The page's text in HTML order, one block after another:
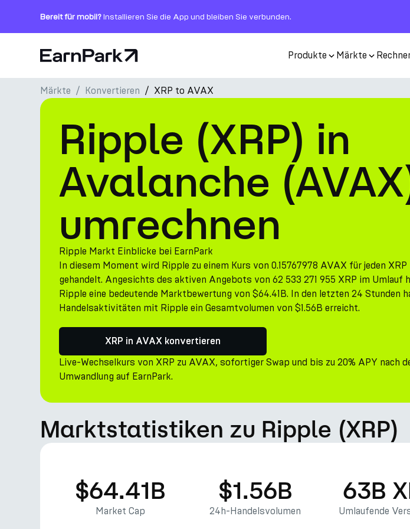
Bereit für mobil?Installieren Sie die App und bleiben Sie verbunden.
Startseite Produkte Märkte
Produkte
Märkte
Rechner
PARK Token
Ressourcen
Unternehmen
Märkte Konvertieren XRP to AVAX
Ripple (XRP) in
Avalanche
umrechnen
Ripple Markt Einblicke bei EarnPark
In diesem Moment wird Ripple zu einem Kurs von 0.15767978 AVAX für jeden XRP
gehandelt. Angesichts des aktiven Angebots von 62 533 271 955 XRP im Umlauf
Ripple eine bedeutende Marktbewertung von $64.41B. In den letzten 24 Stunden
Handelsaktivitäten mit Ripple ein Gesamtvolumen von $1.56B erreicht.
XRP in AVAX konvertieren
Live-Wechselkurs von XRP zu AVAX, sofortiger Swap und bis zu 20% APY nach
Umwandlung auf EarnPark.
Marktstatistiken zu Ripple (XRP)
$64.41B
Market Cap
$1.56B
24h-Handelsvolumen
63B
Umlaufende